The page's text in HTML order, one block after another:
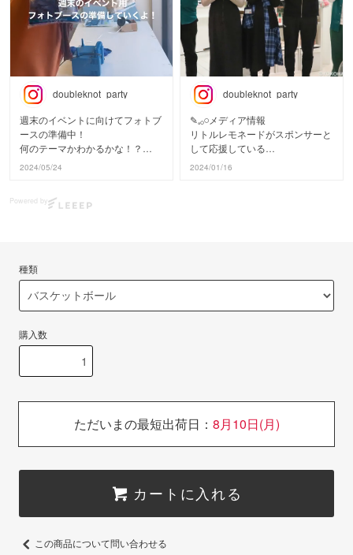
doubleknot_party
週末のイベントに向けてフォトブ
ースの準備中！
何のテーマかわかるかな！？
開催される
会場には体験ブースや飲食ブー
ス、
働くクルマも大集合！
リトレモは
📷無料のフォトスペースˎˊ˗
🎈バルーンの実演販売ˎˊ˗
をご用意してお待ちしています♪
《 開催日時 》
5月25日(土)11:00～17:00
5月26日(日)10:00～16:00
🍼
小さなお子さまも安心してご参加
アム入場口の目の前"です👀
2024/05/24
doubleknot_party
✎𓈒𓂂𓏸メディア情報
リトルレモネードがスポンサーと
して応援している
横浜エクセレンス🏀 さんが1/20
きました！
ぜひ、放送をご覧ください🎈
ド
#横浜エクセレンス #yokohamae
xcellence
#アルピー #アルコアンドピース
2024/01/16
Powered by
種類
購入数
ただいまの最短出荷日： 8月10日(月)
カートに入れる
この商品について問い合わせる